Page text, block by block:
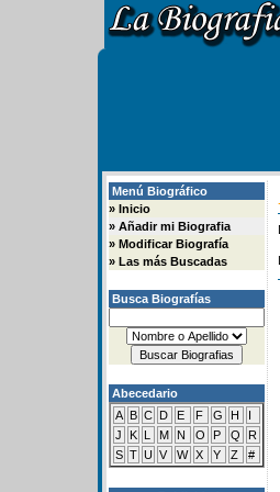
Menú Biográfico
» Inicio
» Añadir mi Biografia
» Modificar Biografía
» Las más Buscadas
Busca Biografías
Abecedario
A B C D E F G H
I
J
K L M N O P Q
R
S T U V W X Y Z #